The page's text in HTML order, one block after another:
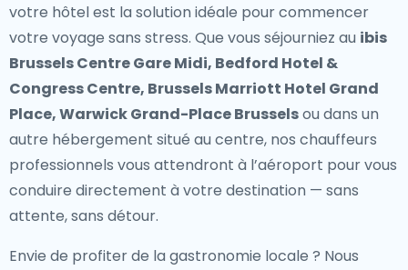
votre hôtelest la solution idéale pour commencer
votre voyage sans stress. Que vous séjourniez au ibis
Brussels Centre Gare Midi, Bedford Hotel &
Congress Centre, Brussels Marriott Hotel Grand
Place, Warwick Grand-Place Brusselsou dans un
autre hébergement situé au centre, nos chauffeurs
professionnels vous attendront à l’aéroport pour vous
conduire directement à votre destination — sans
attente, sans détour.
Envie de profiter de la gastronomie locale ? Nous